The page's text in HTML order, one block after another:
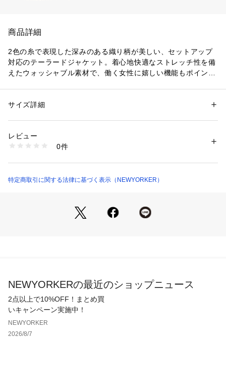
商品詳細
2色の糸で表現した深みのある織り柄が美しい、セットアップ
対応のテーラードジャケット。着心地快適なストレッチ性を備
えたウォッシャブル素材で、働く女性に嬉しい機能もポイント
ミュールジング・ウール」と、リサイクルポリエステルの混紡
糸を使用したシャークスキン。斜めに細かいジグザグの織りを
ト。
した。裏地なし。ポケットあり。
■シーズン
■洗濯表示
性別：レディース
素材：毛49% ポリエステル47% ポリウレタン4%
洗濯：-
※詳しい洗濯方法については、商品の品質表示タグをご覧ください
202551015351 （ショップ）
サイズ詳細
レビュー
0件
特定商取引に関する法律に基づく表示（NEWYORKER）
NEWYORKERの最近のショップニュース
2点以上で10%OFF！まとめ買
いキャンペーン実施中！
NEWYORKER
2026/8/7